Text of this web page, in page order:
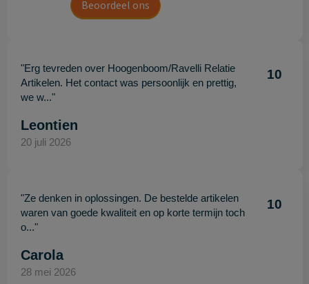
Beoordeel ons
"Erg tevreden over Hoogenboom/Ravelli Relatie
Artikelen. Het contact was persoonlijk en prettig,
we w..."
10
Leontien
20 juli 2026
"Ze denken in oplossingen. De bestelde artikelen
waren van goede kwaliteit en op korte termijn toch
o..."
10
Carola
28 mei 2026